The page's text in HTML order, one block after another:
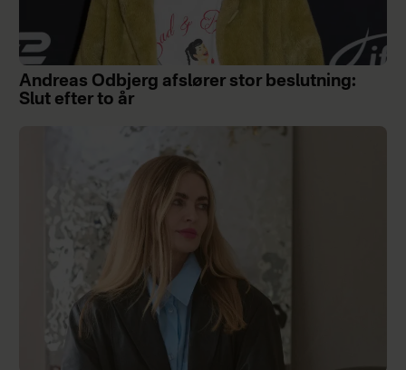
Andreas Odbjerg afslører stor beslutning:
Slut efter to år